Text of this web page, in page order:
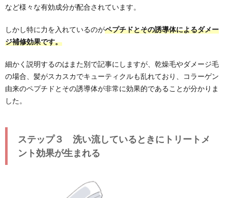
など様々な有効成分が配合されています。
しかし特に力を入れているのがペプチドとその誘導体によるダメー
ジ補修効果です。
細かく説明するのはまた別で記事にしますが、乾燥毛やダメージ毛
の場合、髪がスカスカでキューティクルも乱れており、コラーゲン
由来のペプチドとその誘導体が非常に効果的であることが分かりま
した。
ステップ３ 洗い流しているときにトリートメ
ント効果が生まれる